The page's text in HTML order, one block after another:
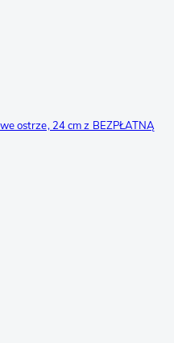
ostrze, 24 cm z BEZPŁATNĄ